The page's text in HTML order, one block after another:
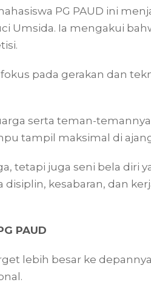
PG PAUD ini
Umsida. Ia mengakui
pada gerakan dan
serta teman-
tampil maksimal di
tetapi juga seni bela diri
kesabaran, dan
PAUD
lebih besar ke